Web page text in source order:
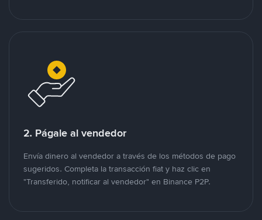
2. Págale al vendedor
Envía dinero al vendedor a través de los métodos de pago
sugeridos. Completa la transacción fiat y haz clic en
"Transferido, notificar al vendedor" en Binance P2P.